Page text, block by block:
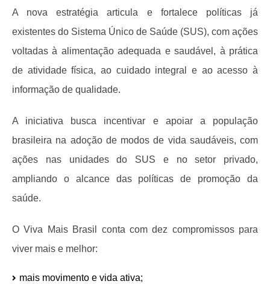
A nova estratégia articula e fortalece políticas já
existentes do Sistema Único de Saúde (SUS), com ações
voltadas à alimentação adequada e saudável, à prática
de atividade física, ao cuidado integral e ao acesso à
informação de qualidade.
A iniciativa busca incentivar e apoiar a população
brasileira na adoção de modos de vida saudáveis, com
ações nas unidades do SUS e no setor privado,
ampliando o alcance das políticas de promoção da
saúde.
O Viva Mais Brasil conta com dez compromissos para
viver mais e melhor:
mais movimento e vida ativa;